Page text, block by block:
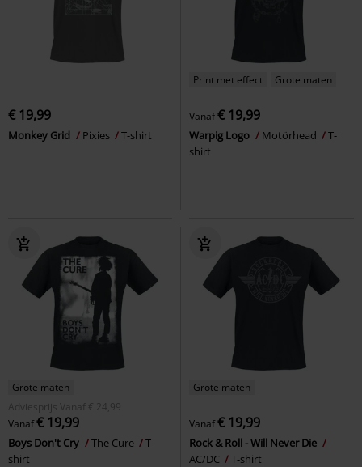
€ 19,99
Monkey Grid Pixies T-shirt
Print met effect Grote maten
Vanaf€ 19,99
Warpig Logo Motörhead
T-
shirt
Grote maten
Adviesprijs
Vanaf € 24,99
Vanaf€ 19,99
Boys Don't Cry The Cure
T-
shirt
Grote maten
Vanaf€ 19,99
Rock & Roll - Will Never Die
AC/DC
T-shirt